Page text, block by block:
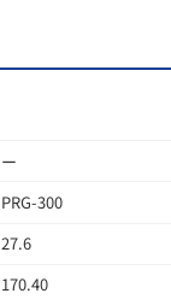
ー
PRG-300
27.6
170.40